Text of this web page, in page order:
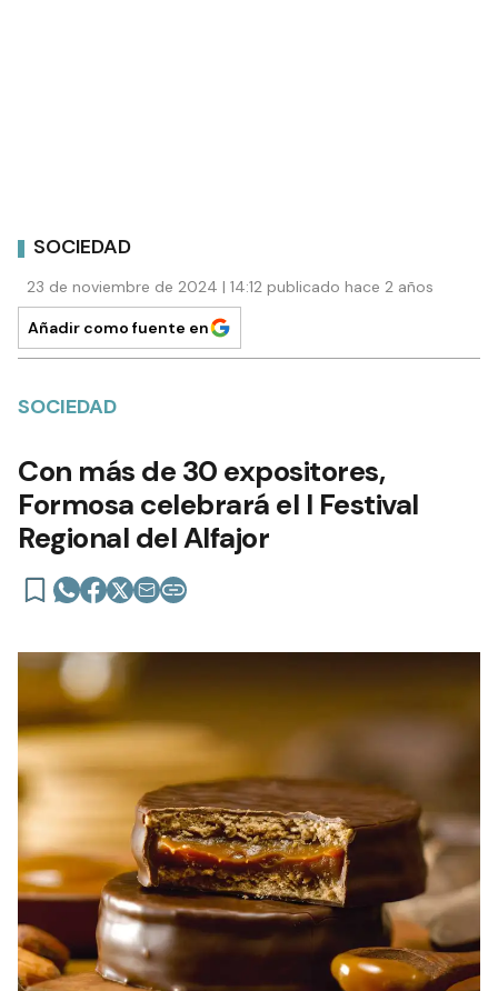
SOCIEDAD
23 de noviembre de 2024 | 14:12 publicado hace 2 años
Añadir como fuente en
SOCIEDAD
Con más de 30 expositores,
Formosa celebrará el I Festival
Regional del Alfajor